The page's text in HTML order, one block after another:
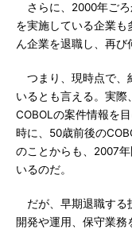
さらに、2000年ごろ
を実施している企業
ん企業を退職し、再び
つまり、現時点で、
いるとも言える。実
COBOLの案件情報を
時に、50歳前後の
のことからも、2007
いるのだ。
だが、早期退職する
開発や運用、保守業務